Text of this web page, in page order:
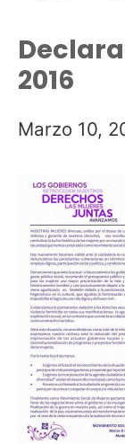
2016
Marzo 10,